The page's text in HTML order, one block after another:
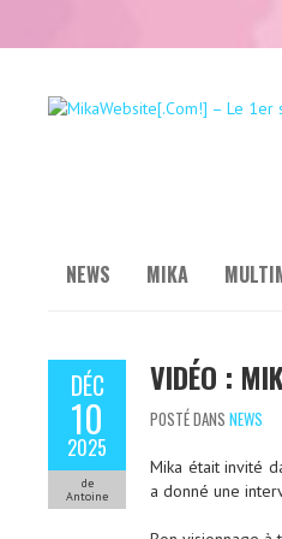
NEWS MIKA
DÉC
10
2025
de
Antoine
VIDÉO :
POSTÉ DANS NEWS
Mika était invité
a donné une